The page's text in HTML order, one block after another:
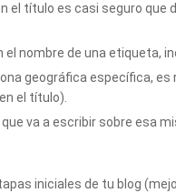
el título es casi seguro que
nombre de una etiqueta,
geográfica específica,
el título).
va a escribir sobre esa
iniciales de tu blog